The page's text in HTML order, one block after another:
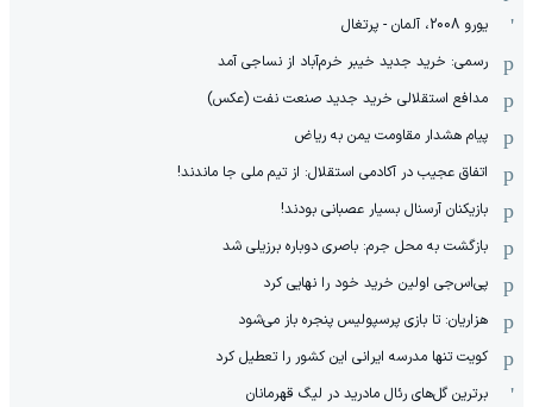
یورو 2008، آلمان - پرتغال
رسمی: خرید جدید خیبر خرم‌آباد از نساجی آمد
مدافع استقلالی خرید جدید صنعت نفت (عکس)
پیام هشدار مقاومت یمن به ریاض
اتفاق عجیب در آکادمی استقلال: از تیم ملی جا ماندند!
بازیکنان آرسنال بسیار عصبانی بودند!
بازگشت به محل جرم: باصری دوباره برزیلی شد
پی‌اس‌جی اولین خرید خود را نهایی کرد
هزاریان: تا بازی پرسپولیس پنجره باز می‌شود
کویت تنها مدرسه ایرانی این کشور را تعطیل کرد
برترین گل‌های رئال مادرید در لیگ قهرمانان